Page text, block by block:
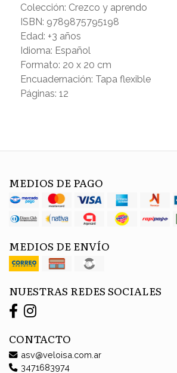
Colección: Crezco y aprendo
ISBN: 9789875795198
Edad: +3 años
Idioma: Español
Formato: 20 x 20 cm
Encuadernación: Tapa flexible
Páginas: 12
MEDIOS DE PAGO
MEDIOS DE ENVÍO
NUESTRAS REDES SOCIALES
CONTACTO
asv@veloisa.com.ar
3471683974